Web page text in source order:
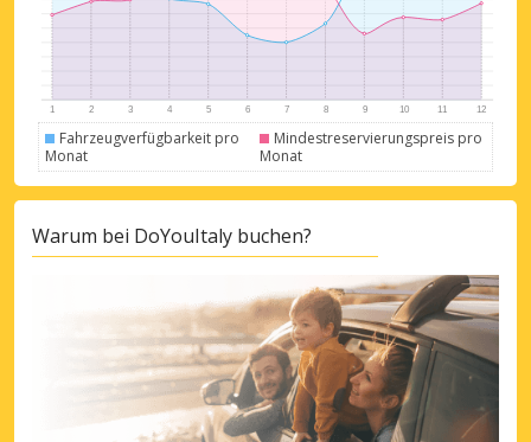
Fahrzeugverfügbarkeit pro
Monat
Mindestreservierungspreis pro
Monat
Warum bei DoYouItaly buchen?
Mit eLink anmelden